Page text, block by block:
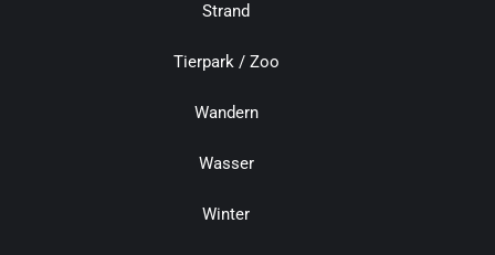
Strand
Tierpark / Zoo
Wandern
Wasser
Winter